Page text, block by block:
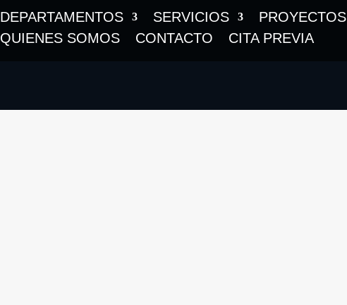
DEPARTAMENTOS SERVICIOS PROYECTOS
QUIENES SOMOS
CONTACTO CITA PREVIA